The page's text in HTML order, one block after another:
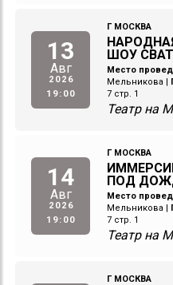
13
Авг
2026
19:00
Г МОСКВА
ШОУ
Место
Мельникова |
7 стр. 1
Театр на
14
Авг
2026
19:00
Г МОСКВА
ПОД
Место
Мельникова |
7 стр. 1
Театр на
Г МОСКВА